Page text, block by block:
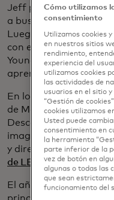
Jeff permaneció en
a buscar formas de
Luego de un año en
con el grupo de
Young Professionals,
aprendizajes a una
En los últimos dos
de Mastercard,
Descent, creó un
imaginar. Fui
y directoradel
de LEAD para
El año pasado,
Cómo utilizamos
consentimiento
Utilizamos cookies
en nuestros sitios
rendimiento,
experiencia del
utilizamos cookies
las actividades de
usuarios en el sitio
“Gestión de
cookies utilizamos
Usted puede
consentimiento en
la herramienta
parte inferior de la
vez de botón en
algunas o todas las
que sean
funcionamiento del